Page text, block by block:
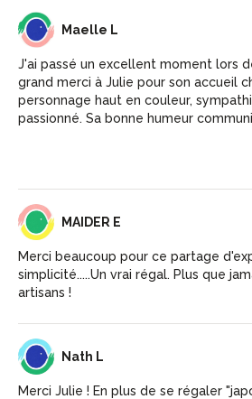
ML Maelle L
J'ai passé un excellent moment lors
grand merci à Julie pour son accueil
personnage haut en couleur,
passionné. Sa bonne humeur
enrichissant que convivial. On repart
souvenirs. Merci encore ! 🍣🇯🇵
ME MAIDER E
Merci beaucoup pour ce partage
simplicité.....Un vrai régal. Plus que
artisans !
NL Nath L
Merci Julie ! En plus de se régaler